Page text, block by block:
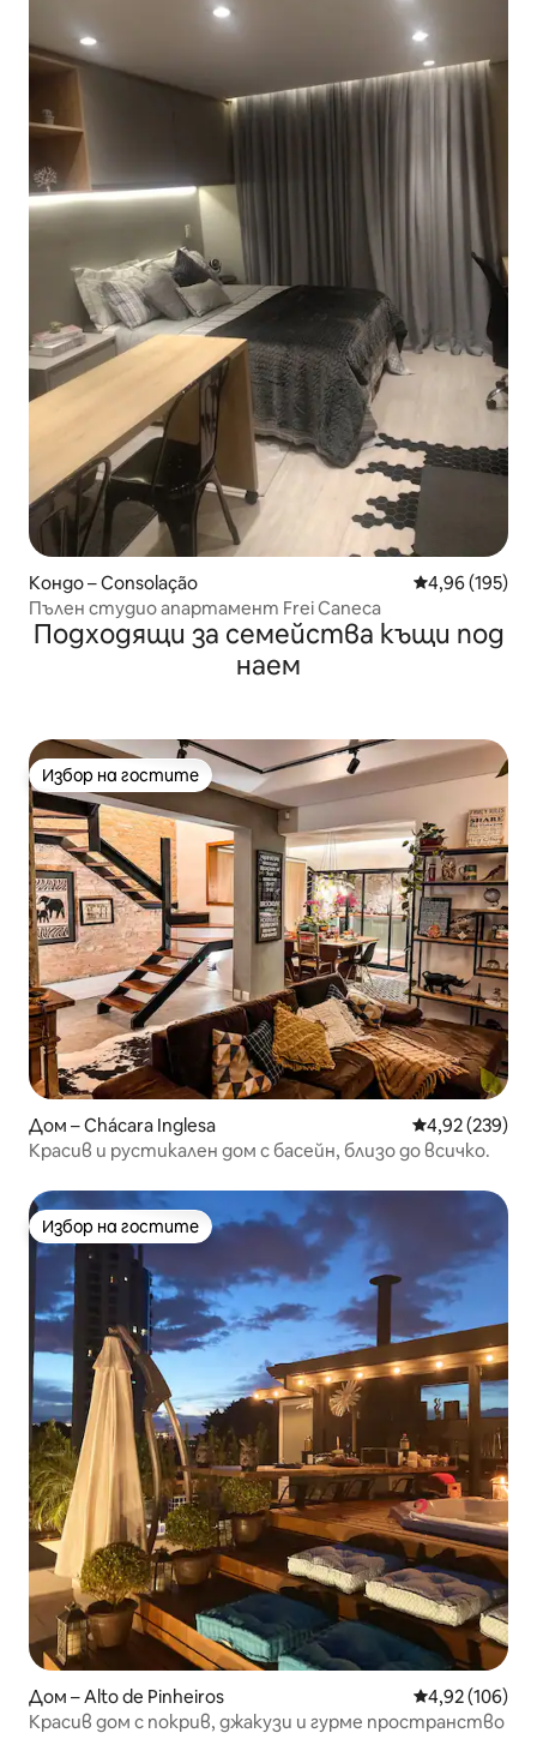
Кондо – Consolação Средна
4,96 (195)
Пълен студио апартамент Frei Caneca
Подходящи за семейства къщи под
наем
Избор на гостите
Избор на гостите
Дом – Chácara Inglesa Средна
4,92 (239)
Красив и рустикален дом с басейн, близо до всичко.
Избор на гостите
Избор на гостите
Дом – Alto de Pinheiros Средна
4,92 (106)
Красив дом с покрив, джакузи и гурме пространство